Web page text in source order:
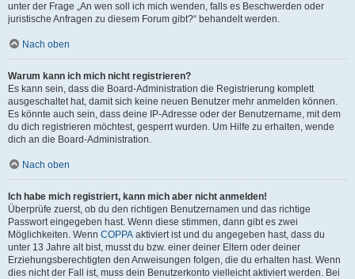
unter der Frage „An wen soll ich mich wenden, falls es Beschwerden oder
juristische Anfragen zu diesem Forum gibt?“ behandelt werden.
Nach oben
Warum kann ich mich nicht registrieren?
Es kann sein, dass die Board-Administration die Registrierung komplett
ausgeschaltet hat, damit sich keine neuen Benutzer mehr anmelden können.
Es könnte auch sein, dass deine IP-Adresse oder der Benutzername, mit dem
du dich registrieren möchtest, gesperrt wurden. Um Hilfe zu erhalten, wende
dich an die Board-Administration.
Nach oben
Ich habe mich registriert, kann mich aber nicht anmelden!
Überprüfe zuerst, ob du den richtigen Benutzernamen und das richtige
Passwort eingegeben hast. Wenn diese stimmen, dann gibt es zwei
Möglichkeiten. Wenn COPPA aktiviert ist und du angegeben hast, dass du
unter 13 Jahre alt bist, musst du bzw. einer deiner Eltern oder deiner
Erziehungsberechtigten den Anweisungen folgen, die du erhalten hast. Wenn
dies nicht der Fall ist, muss dein Benutzerkonto vielleicht aktiviert werden. Bei